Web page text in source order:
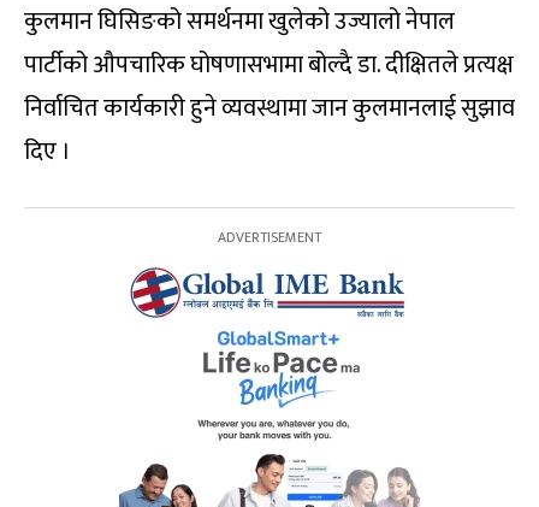
कुलमान घिसिङको समर्थनमा खुलेको उज्यालो नेपाल
पार्टीको औपचारिक घोषणासभामा बोल्दै डा. दीक्षितले प्रत्यक्ष
निर्वाचित कार्यकारी हुने व्यवस्थामा जान कुलमानलाई सुझाव
दिए ।